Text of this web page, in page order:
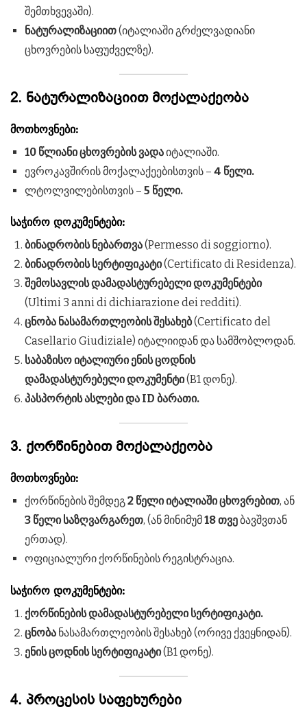
შემთხვევაში).
ნატურალიზაციით(იტალიაში გრძელვადიანი
ცხოვრების საფუძველზე).
2. ნატურალიზაციით მოქალაქეობა
მოთხოვნები:
10 წლიანი ცხოვრების ვადაიტალიაში.
ევროკავშირის მოქალაქეებისთვის – 4 წელი.
ლტოლვილებისთვის – 5 წელი.
საჭირო დოკუმენტები:
ბინადრობის ნებართვა(Permesso di soggiorno).
ბინადრობის სერტიფიკატი(Certificato di Residenza).
შემოსავლის დამადასტურებელი დოკუმენტები
(Ultimi 3 anni di dichiarazione dei redditi).
ცნობა ნასამართლეობის შესახებ(Certificato del
Casellario Giudiziale) იტალიიდან და სამშობლოდან.
საბაზისო იტალიური ენის ცოდნის
დამადასტურებელი დოკუმენტი(B1 დონე).
პასპორტის ასლები და ID ბარათი.
3. ქორწინებით მოქალაქეობა
მოთხოვნები:
ქორწინების შემდეგ2 წელი იტალიაში ცხოვრებით, ან
3 წელი საზღვარგარეთ, (ან მინიმუმ18 თვებავშვთან
ერთად).
ოფიციალური ქორწინების რეგისტრაცია.
საჭირო დოკუმენტები:
ქორწინების დამადასტურებელი სერტიფიკატი.
ცნობანასამართლეობის შესახებ (ორივე ქვეყნიდან).
ენის ცოდნის სერტიფიკატი(B1 დონე).
4. პროცესის საფეხურები